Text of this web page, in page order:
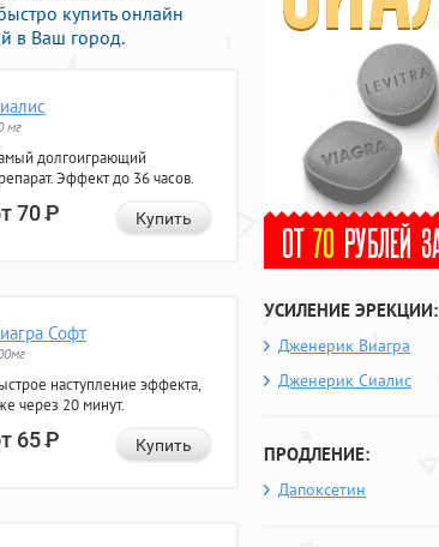
купить онлайн
в Ваш город.
мг
долгоиграющий
Эффект до 36 часов.
70Р Купить
Софт
наступление эффекта,
через 20 минут.
65Р Купить
УСИЛЕНИЕ ЭРЕКЦИИ:
Дженерик Виагра
Дженерик Сиалис
ПРОДЛЕНИЕ:
Дапоксетин